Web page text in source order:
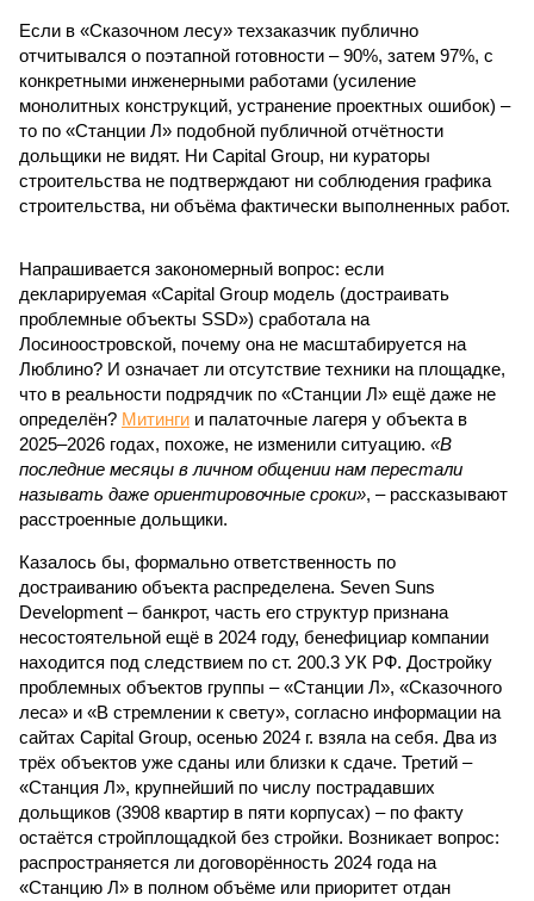
Если в «Сказочном лесу» техзаказчик публично
отчитывался о поэтапной готовности – 90%, затем 97%, с
конкретными инженерными работами (усиление
монолитных конструкций, устранение проектных ошибок) –
то по «Станции Л» подобной публичной отчётности
дольщики не видят. Ни Capital Group, ни кураторы
строительства не подтверждают ни соблюдения графика
строительства, ни объёма фактически выполненных работ.
Напрашивается закономерный вопрос: если
декларируемая «Capital Group модель (достраивать
проблемные объекты SSD») сработала на
Лосиноостровской, почему она не масштабируется на
Люблино? И означает ли отсутствие техники на площадке,
что в реальности подрядчик по «Станции Л» ещё даже не
определён? Митинги и палаточные лагеря у объекта в
2025–2026 годах, похоже, не изменили ситуацию. «В
последние месяцы в личном общении нам перестали
называть даже ориентировочные сроки», – рассказывают
расстроенные дольщики.
Казалось бы, формально ответственность по
достраиванию объекта распределена. Seven Suns
Development – банкрот, часть его структур признана
несостоятельной ещё в 2024 году, бенефициар компании
находится под следствием по ст. 200.3 УК РФ. Достройку
проблемных объектов группы – «Станции Л», «Сказочного
леса» и «В стремлении к свету», согласно информации на
сайтах Capital Group, осенью 2024 г. взяла на себя. Два из
трёх объектов уже сданы или близки к сдаче. Третий –
«Станция Л», крупнейший по числу пострадавших
дольщиков (3908 квартир в пяти корпусах) – по факту
остаётся стройплощадкой без стройки. Возникает вопрос:
распространяется ли договорённость 2024 года на
«Станцию Л» в полном объёме или приоритет отдан